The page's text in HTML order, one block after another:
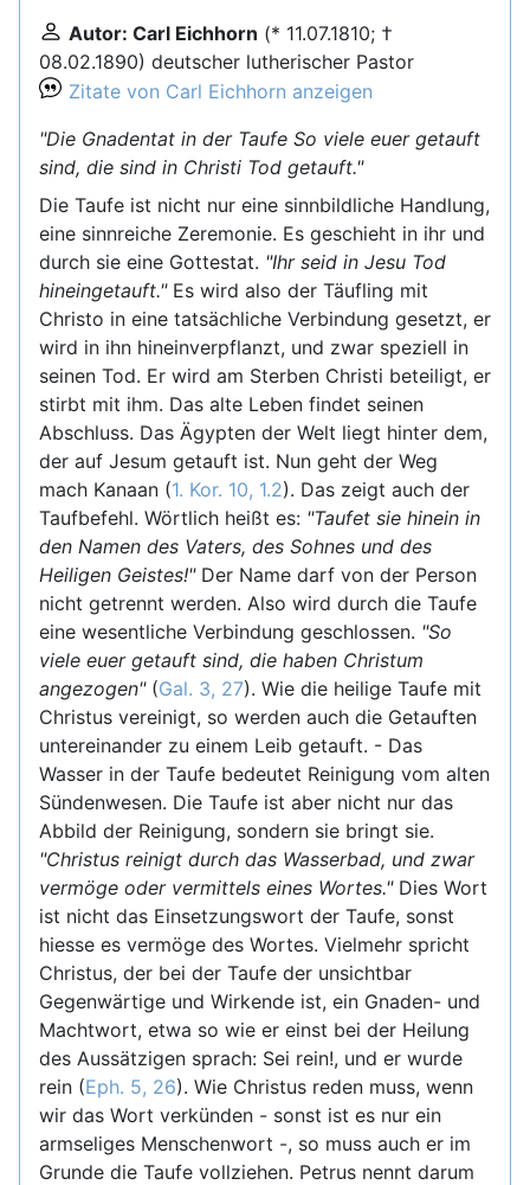
Autor: Carl Eichhorn (* 11.07.1810; †
08.02.1890) deutscher lutherischer Pastor
Zitate von Carl Eichhorn anzeigen
"Die Gnadentat in der Taufe So viele euer getauft
sind, die sind in Christi Tod getauft."
Die Taufe ist nicht nur eine sinnbildliche Handlung,
eine sinnreiche Zeremonie. Es geschieht in ihr und
durch sie eine Gottestat. "Ihr seid in Jesu Tod
hineingetauft."Es wird also der Täufling mit
Christo in eine tatsächliche Verbindung gesetzt, er
wird in ihn hineinverpflanzt, und zwar speziell in
seinen Tod. Er wird am Sterben Christi beteiligt, er
stirbt mit ihm. Das alte Leben findet seinen
Abschluss. Das Ägypten der Welt liegt hinter dem,
der auf Jesum getauft ist. Nun geht der Weg
mach Kanaan (1. Kor. 10, 1.2). Das zeigt auch der
Taufbefehl. Wörtlich heißt es: "Taufet sie hinein in
den Namen des Vaters, des Sohnes und des
Heiligen Geistes!"Der Name darf von der Person
nicht getrennt werden. Also wird durch die Taufe
eine wesentliche Verbindung geschlossen. "So
viele euer getauft sind, die haben Christum
angezogen"(Gal. 3, 27). Wie die heilige Taufe mit
Christus vereinigt, so werden auch die Getauften
untereinander zu einem Leib getauft. - Das
Wasser in der Taufe bedeutet Reinigung vom alten
Sündenwesen. Die Taufe ist aber nicht nur das
Abbild der Reinigung, sondern sie bringt sie.
"Christus reinigt durch das Wasserbad, und zwar
vermöge oder vermittels eines Wortes."Dies Wort
ist nicht das Einsetzungswort der Taufe, sonst
hiesse es vermöge des Wortes. Vielmehr spricht
Christus, der bei der Taufe der unsichtbar
Gegenwärtige und Wirkende ist, ein Gnaden- und
Machtwort, etwa so wie er einst bei der Heilung
des Aussätzigen sprach: Sei rein!, und er wurde
rein (Eph. 5, 26). Wie Christus reden muss, wenn
wir das Wort verkünden - sonst ist es nur ein
armseliges Menschenwort -, so muss auch er im
Grunde die Taufe vollziehen. Petrus nennt darum